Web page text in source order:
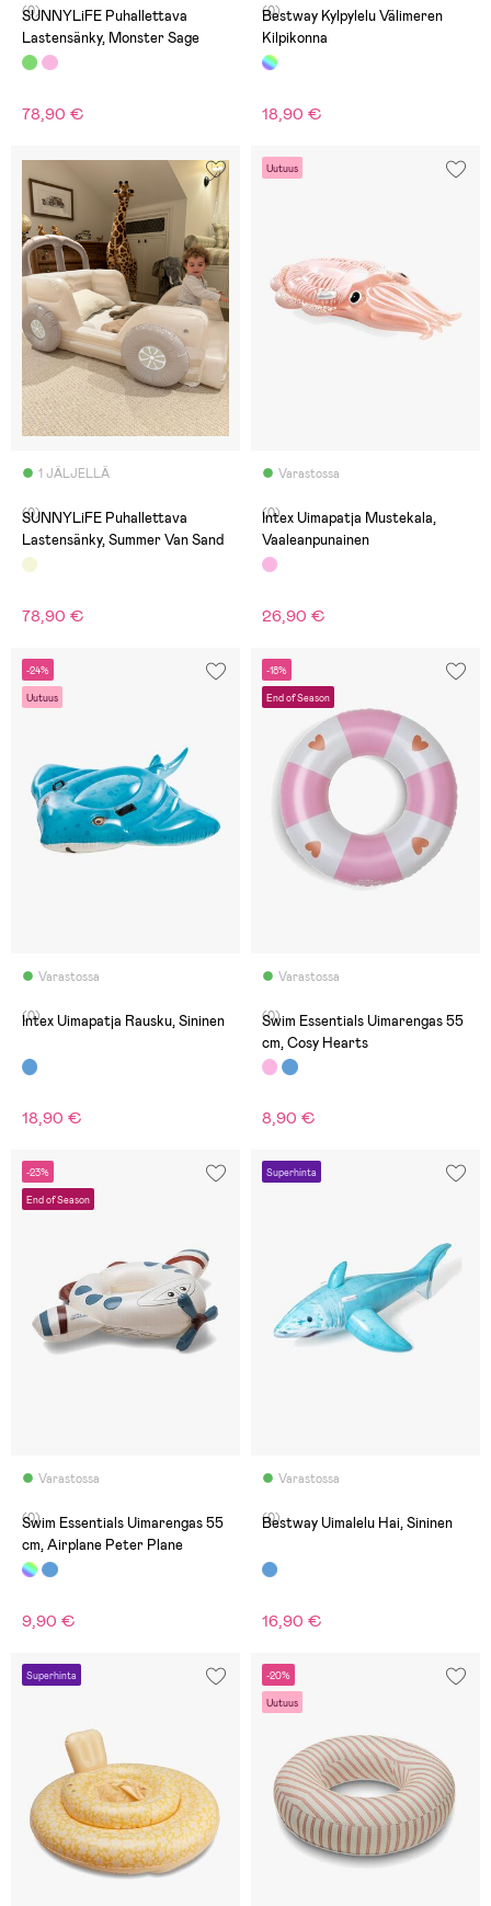
(0)
SUNNYLiFE Puhallettava
Lastensänky, Monster Sage
78,90 €
(0)
Bestway Kylpylelu Välimeren
Kilpikonna
18,90 €
1 JÄLJELLÄ
(0)
SUNNYLiFE Puhallettava
Lastensänky, Summer Van Sand
78,90 €
Uutuus
Varastossa
(0)
Intex Uimapatja Mustekala,
Vaaleanpunainen
26,90 €
-24%
Uutuus
Varastossa
(0)
Intex Uimapatja Rausku, Sininen
18,90 €
-18%
End of Season
Varastossa
(0)
Swim Essentials Uimarengas 55
cm, Cosy Hearts
8,90 €
-23%
End of Season
Varastossa
(0)
Swim Essentials Uimarengas 55
cm, Airplane Peter Plane
9,90 €
Superhinta
Varastossa
(0)
Bestway Uimalelu Hai, Sininen
16,90 €
Superhinta -20%
Uutuus